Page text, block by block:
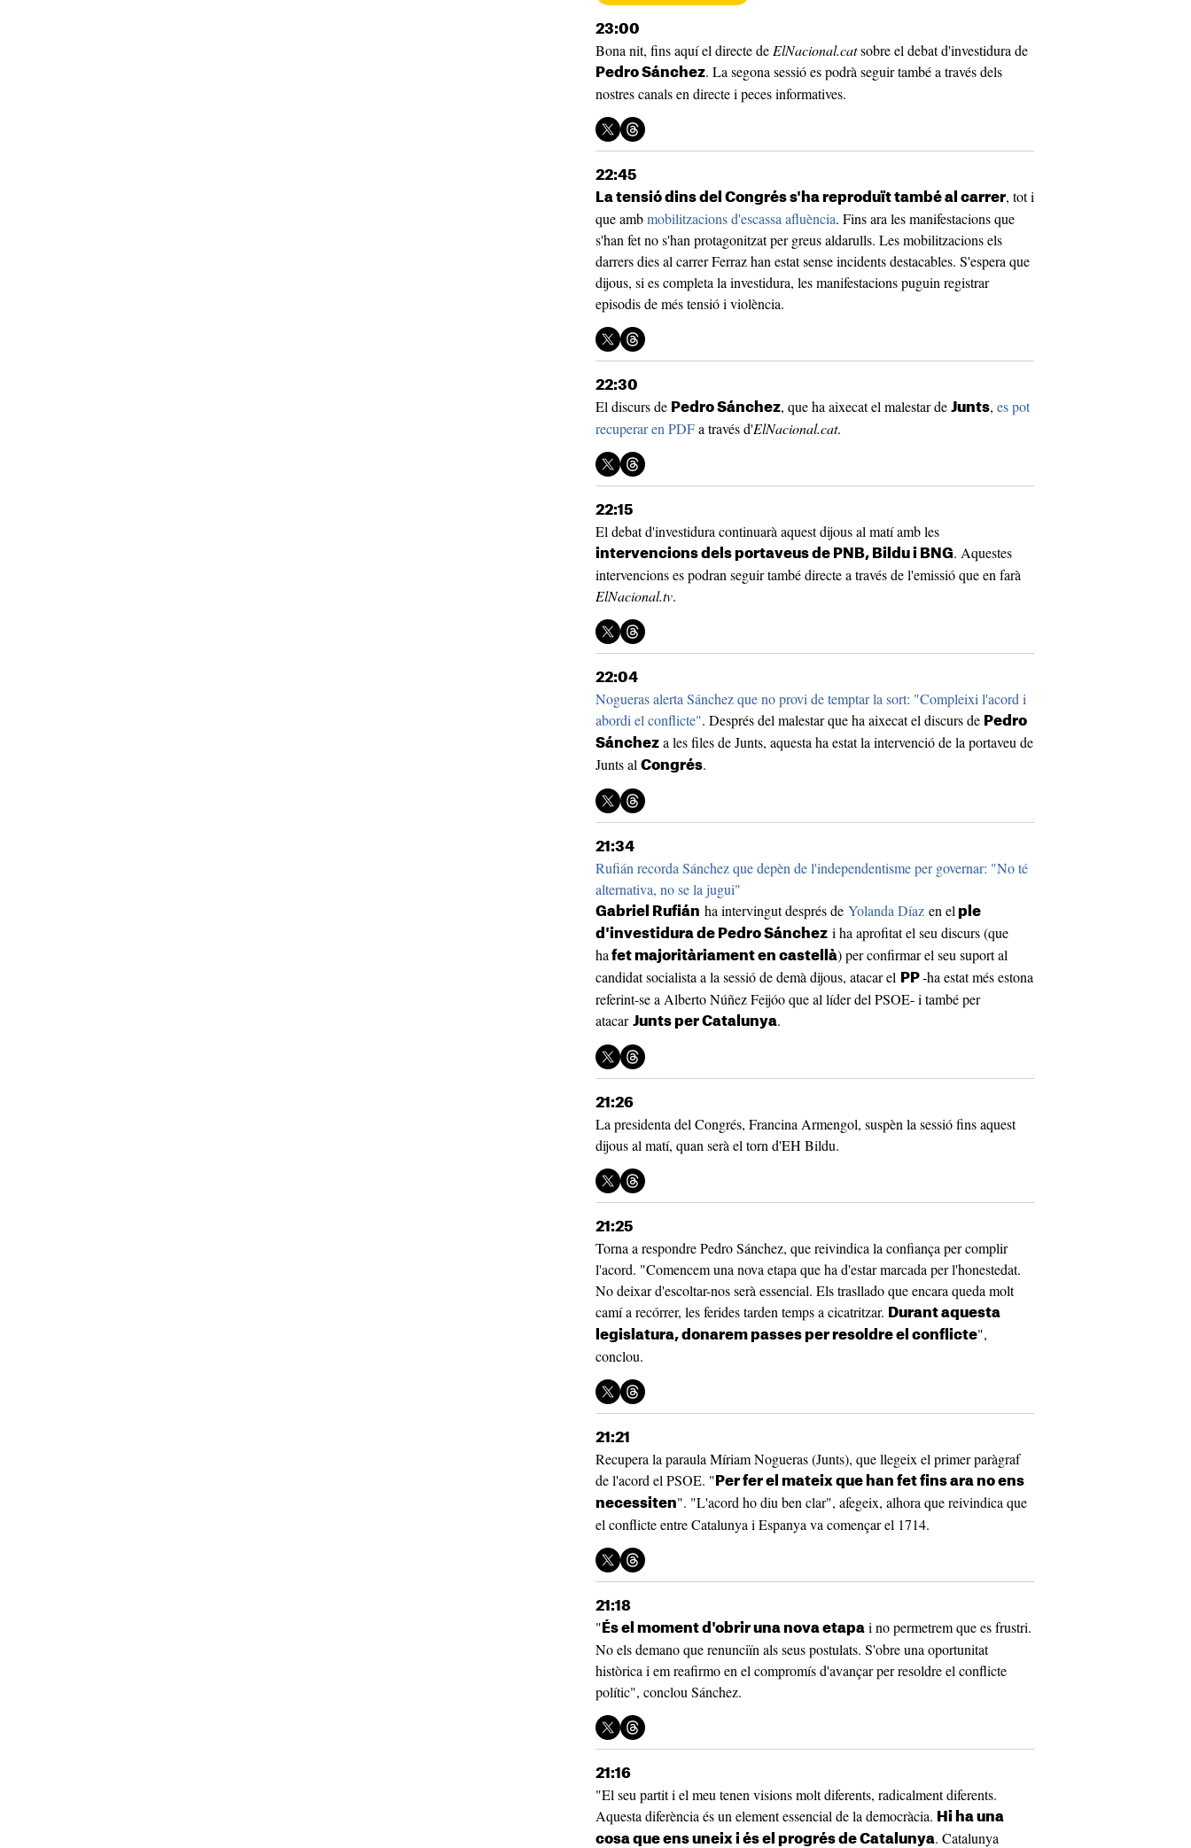
23:00
Bona nit, fins aquí el directe de ElNacional.catsobre el debat d'investidura de
Pedro Sánchez. La segona sessió es podrà seguir també a través dels
nostres canals en directe i peces informatives.
22:45
La tensió dins del Congrés s'ha reproduït també al carrer, tot i
que ambmobilitzacions d'escassa afluència. Fins ara les manifestacions que
s'han fet no s'han protagonitzat per greus aldarulls. Les mobilitzacions els
darrers dies al carrer Ferraz han estat sense incidents destacables. S'espera que
dijous, si es completa la investidura, les manifestacions puguin registrar
episodis de més tensió i violència.
22:30
El discurs de Pedro Sánchez, que ha aixecat el malestar de Junts, es pot
recuperar en PDFa través d'ElNacional.cat.
22:15
El debat d'investidura continuarà aquest dijous al matí amb les
intervencions dels portaveus de PNB, Bildu i BNG. Aquestes
intervencions es podran seguir també directe a través de l'emissió que en farà
ElNacional.tv.
22:04
Nogueras alerta Sánchez que no provi de temptar la sort: "Compleixi l'acord i
abordi el conflicte". Després del malestar que ha aixecat el discurs de Pedro
Sánchez a les files de Junts, aquesta ha estat la intervenció de la portaveu de
Junts al Congrés.
21:34
Rufián recorda Sánchez que depèn de l'independentisme per governar: "No té
alternativa, no se la jugui"
Gabriel Rufián ha intervingut després de Yolanda Díaz en el ple
d'investidura de Pedro Sánchez i ha aprofitat el seu discurs (que
ha fet majoritàriament en castellà) per confirmar el seu suport al
candidat socialista a la sessió de demà dijous, atacar el
PP-ha estat més estona
referint-se a Alberto Núñez Feijóo que al líder del PSOE- i també per
atacar Junts per Catalunya.
21:26
La presidenta del Congrés, Francina Armengol, suspèn la sessió fins aquest
dijous al matí, quan serà el torn d'EH Bildu.
21:25
Torna a respondre Pedro Sánchez, que reivindica la confiança per complir
l'acord. "Comencem una nova etapa que ha d'estar marcada per l'honestedat.
No deixar d'escoltar-nos serà essencial. Els trasllado que encara queda molt
camí a recórrer, les ferides tarden temps a cicatritzar. Durant aquesta
legislatura, donarem passes per resoldre el conflicte",
conclou.
21:21
Recupera la paraula Míriam Nogueras (Junts), que llegeix el primer paràgraf
de l'acord el PSOE. " Per fer el mateix que han fet fins ara no ens
necessiten". "L'acord ho diu ben clar", afegeix, alhora que reivindica que
el conflicte entre Catalunya i Espanya va començar el 1714.
21:18
" És el moment d'obrir una nova etapa i no permetrem que es frustri.
No els demano que renunciïn als seus postulats. S'obre una oportunitat
històrica i em reafirmo en el compromís d'avançar per resoldre el conflicte
polític", conclou Sánchez.
21:16
"El seu partit i el meu tenen visions molt diferents, radicalment diferents.
Aquesta diferència és un element essencial de la democràcia. Hi ha una
cosa que ens uneix i és el progrés de Catalunya. Catalunya